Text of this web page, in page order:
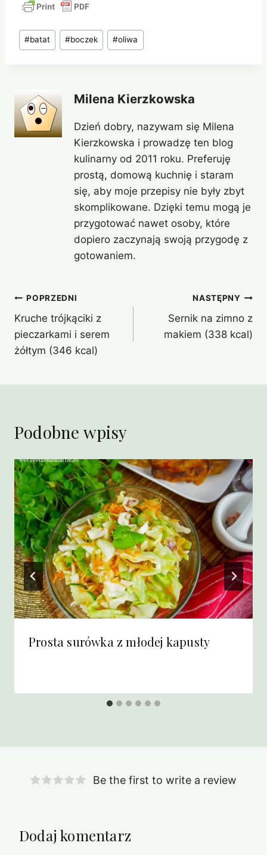
Tagi
wpisu:
#batat #boczek #oliwa
Milena Kierzkowska
Dzień dobry, nazywam się Milena
Kierzkowska i prowadzę ten blog
kulinarny od 2011 roku. Preferuję
prostą, domową kuchnię i staram
się, aby moje przepisy nie były zbyt
skomplikowane. Dzięki temu mogą je
przygotować nawet osoby, które
dopiero zaczynają swoją przygodę z
gotowaniem.
Nawigacja
wpisu
POPRZEDNI
Kruche trójkąciki z
pieczarkami i serem
żółtym (346 kcal)
NASTĘPNY
Sernik na zimno z
makiem (338 kcal)
Podobne wpisy
Prosta surówka z młodej kapusty
Be the first to write a review
Dodaj komentarz